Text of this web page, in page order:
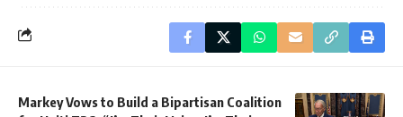
Markey Vows to Build a Bipartisan Coalition